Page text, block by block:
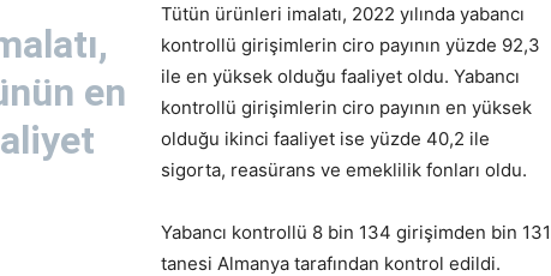
en
Tütün ürünleri imalatı, 2022 yılında yabancı
kontrollü girişimlerin ciro payının yüzde 92,3
ile en yüksek olduğu faaliyet oldu. Yabancı
kontrollü girişimlerin ciro payının en yüksek
olduğu ikinci faaliyet ise yüzde 40,2 ile
sigorta, reasürans ve emeklilik fonları oldu.
Yabancı kontrollü 8 bin 134 girişimden bin 131
tanesi Almanya tarafından kontrol edildi.